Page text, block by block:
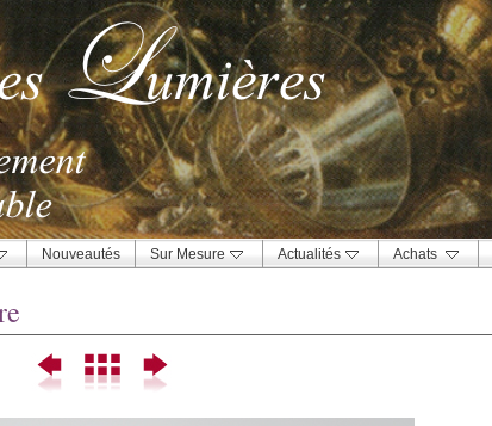
Nouveautés Sur Mesure Actualités Achats